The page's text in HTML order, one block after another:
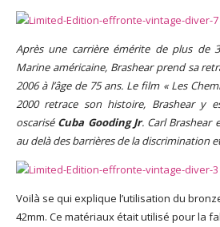
Après une carrière émérite de plus de
Marine américaine, Brashear prend sa
2006 à l’âge de 75 ans. Le film « Les
2000 retrace son histoire, Brashear y
oscarisé Cuba Gooding Jr. Carl Brashear
au delà des barrières de la discrimination
Voilà se qui explique l’utilisation du
42mm. Ce matériaux était utilisé pour la